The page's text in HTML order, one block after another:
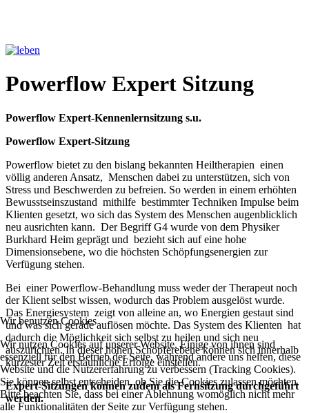
Powerflow Expert Sitzung
Powerflow Expert-Kennenlernsitzung s.u.
Powerflow Expert-Sitzung
Powerflow bietet zu den bislang bekannten Heiltherapien einen
völlig anderen Ansatz, Menschen dabei zu unterstützen, sich von
Stress und Beschwerden zu befreien. So werden in einem erhöhten
Bewusstseinszustand mithilfe bestimmter Techniken Impulse beim
Klienten gesetzt, wo sich das System des Menschen augenblicklich
neu ausrichten kann. Der Begriff G4 wurde von dem Physiker
Burkhard Heim geprägt und bezieht sich auf eine hohe
Dimensionsebene, wo die höchsten Schöpfungsenergien zur
Verfügung stehen.
Bei einer Powerflow-Behandlung muss weder der Therapeut noch
der Klient selbst wissen, wodurch das Problem ausgelöst wurde.
Das Energiesystem zeigt von alleine an, wo Energien gestaut sind
und was sich gerade auflösen möchte. Das System des Klienten hat
dadurch die Möglichkeit sich selbst zu heilen und sich neu
auszurichten. In dieser hohen Schöpferebene können sich innerhalb
kürzester Zeit erstaunliche Erfolge einstellen.
Expert-Sitzungen können zudem als Fernsitzung durchgeführt
werden.
Wir benutzen Cookies
Wir nutzen Cookies auf unserer Website. Einige von ihnen sind
essenziell für den Betrieb der Seite, während andere uns helfen, diese
Website und die Nutzererfahrung zu verbessern (Tracking Cookies).
Sie können selbst entscheiden, ob Sie die Cookies zulassen möchten.
Bitte beachten Sie, dass bei einer Ablehnung womöglich nicht mehr
alle Funktionalitäten der Seite zur Verfügung stehen.